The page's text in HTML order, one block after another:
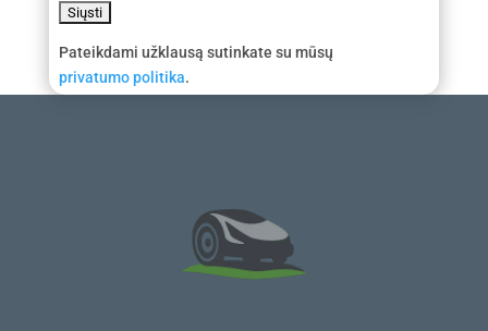
Pateikdami užklausą sutinkate su mūsų
privatumo politika.